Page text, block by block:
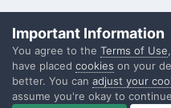
(C) SFF.gr,
Powered by
Important Information
You agree to the Terms of Use,
have placed cookies on your
better. You can adjust your
assume you're okay to